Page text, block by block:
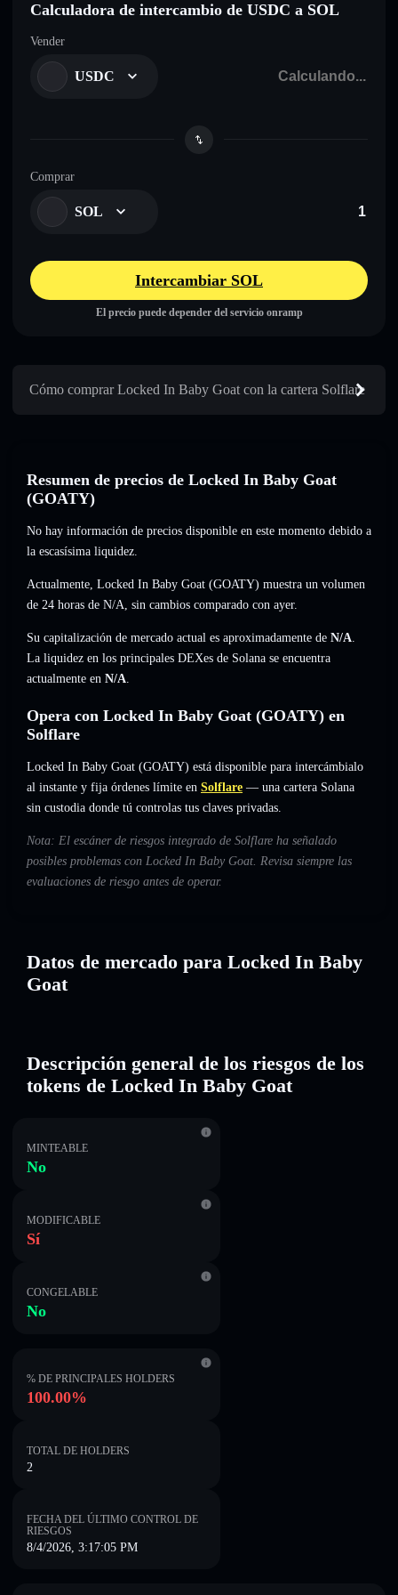
Calculadora de intercambio de USDC a SOL
Vender
USDC
Comprar
SOL
Intercambiar SOL
El precio puede depender del servicio onramp
Cómo comprar Locked In Baby Goat con la cartera Solflare
Resumen de precios de Locked In Baby Goat
(GOATY)
No hay información de precios disponible en este momento debido a
la escasísima liquidez.
Actualmente, Locked In Baby Goat (GOATY) muestra un volumen
de 24 horas de N/A, sin cambios comparado con ayer.
Su capitalización de mercado actual es aproximadamente de N/A.
La liquidez en los principales DEXes de Solana se encuentra
actualmente en N/A.
Opera con Locked In Baby Goat (GOATY) en
Solflare
Locked In Baby Goat (GOATY) está disponible para intercámbialo
al instante y fija órdenes límite en Solflare — una cartera Solana
sin custodia donde tú controlas tus claves privadas.
Nota: El escáner de riesgos integrado de Solflare ha señalado
posibles problemas con Locked In Baby Goat. Revisa siempre las
evaluaciones de riesgo antes de operar.
Datos de mercado para Locked In Baby
Goat
Descripción general de los riesgos de los
tokens de Locked In Baby Goat
MINTEABLE
No
MODIFICABLE
Sí
CONGELABLE
No
% DE PRINCIPALES HOLDERS
100.00%
TOTAL DE HOLDERS
2
FECHA DEL ÚLTIMO CONTROL DE
RIESGOS
8/4/2026, 3:17:05 PM